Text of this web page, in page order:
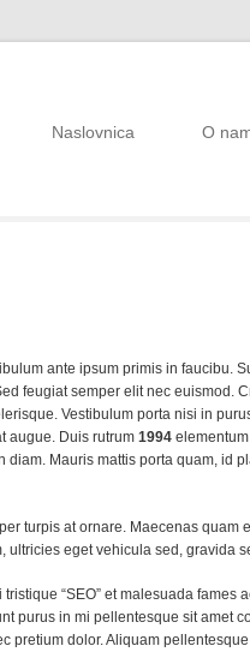
Naslovnica O
ante ipsum primis in faucibu.
feugiat semper elit nec euismod.
Vestibulum porta nisi in
augue. Duis rutrum 1994
diam. Mauris mattis porta quam, id
turpis at ornare. Maecenas quam
ultricies eget vehicula sed, gravida
“SEO” et malesuada fames
purus in mi pellentesque sit amet
pretium dolor. Aliquam